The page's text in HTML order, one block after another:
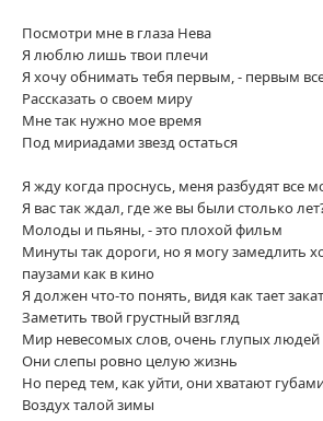
Посмотри мне в глаза Нева
Я люблю лишь твои плечи
Я хочу обнимать тебя первым, - первым
Рассказать о своем миру
Мне так нужно мое время
Под мириадами звезд остаться
Я жду когда проснусь, меня разбудят все
Я вас так ждал, где же вы были столько
Молоды и пьяны, - это плохой фильм
Минуты так дороги, но я могу замедлить
паузами как в кино
Я должен что-то понять, видя как тает
Заметить твой грустный взгляд
Мир невесомых слов, очень глупых людей
Они слепы ровно целую жизнь
Но перед тем, как уйти, они хватают
Воздух талой зимы